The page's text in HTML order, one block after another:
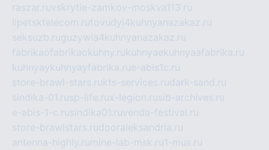
raszar.ruvskrytie-zamkov-moskva113.ru
lipetsktelecom.rutovudyi4kuhnyanazakaz.ru
seksuzb.ruguzywia4kuhnyanazakaz.ru
fabrikaofabrikaokuhny.rukuhnyaekuhnyaafabrika.ru
kuhnyaykuhnyayfabrika.rue-abis1c.ru
store-brawl-stars.rukts-services.rudark-sand.ru
sindika-01.rusp-life.rux-legion.rusib-archives.ru
e-abis-1-c.rusindika01.ruvenda-festival.ru
store-brawlstars.rudooraleksandria.ru
antenna-highly.ru mine-lab-msk.ru1-mus.ru